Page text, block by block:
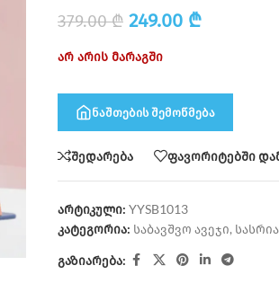
379.00₾ 249.00 ₾
არ არის მარაგში
ნაშთების შემოწმება
შედარება ფავორიტებში
არტიკული: YYSB1013
კატეგორია: საბავშვო ავეჯი,
გაზიარება: